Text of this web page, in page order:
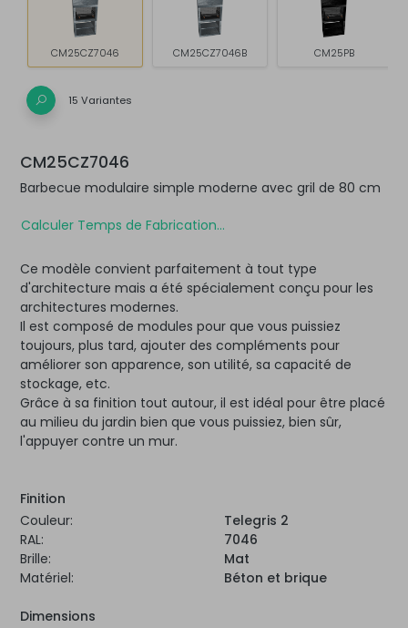
CM25CZ7046 CM25CZ7046B CM25PB
15 Variantes
CM25CZ7046
Barbecue modulaire simple moderne avec gril de 80 cm
Calculer Temps de Fabrication...
Ce modèle convient parfaitement à tout type
d'architecture mais a été spécialement conçu pour les
architectures modernes.
Il est composé de modules pour que vous puissiez
toujours, plus tard, ajouter des compléments pour
améliorer son apparence, son utilité, sa capacité de
stockage, etc.
Grâce à sa finition tout autour, il est idéal pour être placé
au milieu du jardin bien que vous puissiez, bien sûr,
l'appuyer contre un mur.
Finition
Couleur:
Telegris 2
RAL:
7046
Brille:
Mat
Matériel:
Béton et brique
Dimensions